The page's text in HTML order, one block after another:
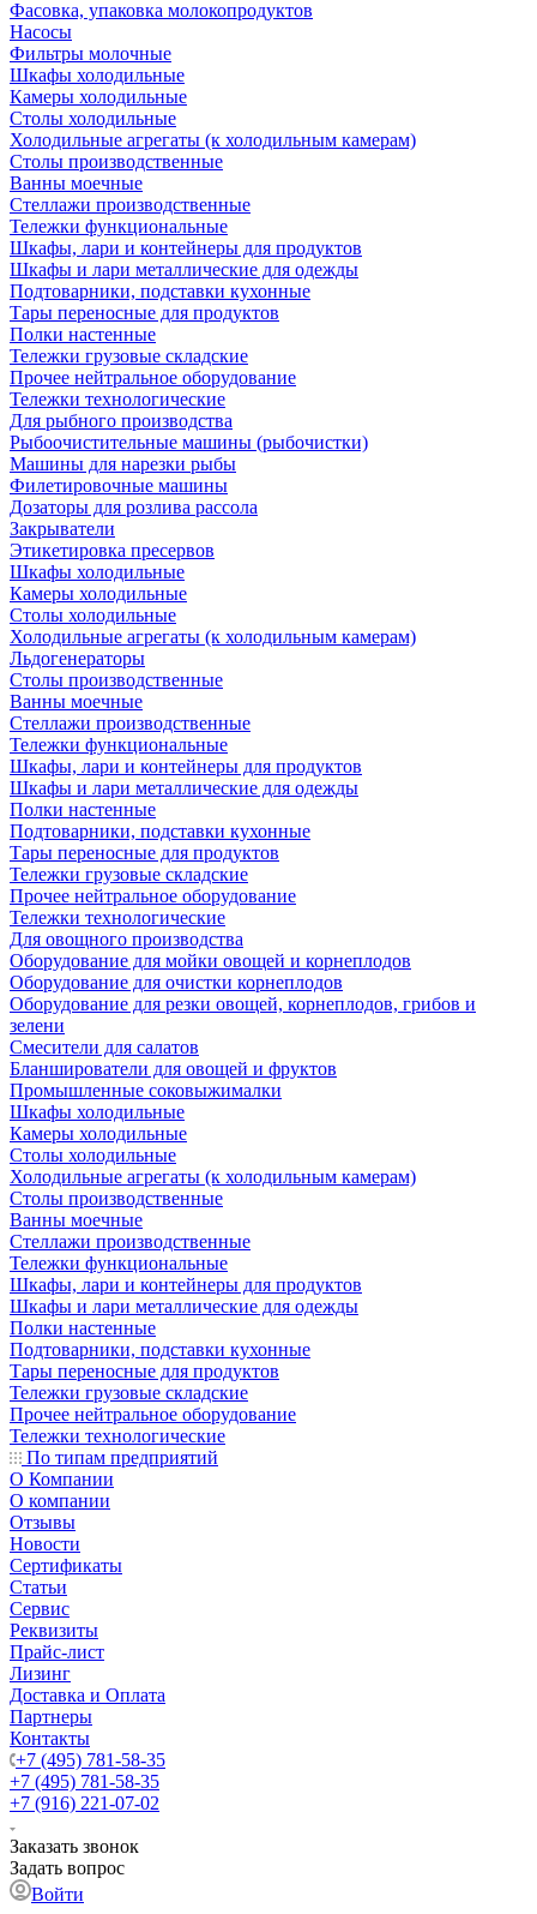
Фасовка, упаковка молокопродуктов
Насосы
Фильтры молочные
Шкафы холодильные
Камеры холодильные
Столы холодильные
Холодильные агрегаты (к холодильным камерам)
Столы производственные
Ванны моечные
Стеллажи производственные
Тележки функциональные
Шкафы, лари и контейнеры для продуктов
Шкафы и лари металлические для одежды
Подтоварники, подставки кухонные
Тары переносные для продуктов
Полки настенные
Тележки грузовые складские
Прочее нейтральное оборудование
Тележки технологические
Для рыбного производства
Рыбоочистительные машины (рыбочистки)
Машины для нарезки рыбы
Филетировочные машины
Дозаторы для розлива рассола
Закрыватели
Этикетировка пресервов
Шкафы холодильные
Камеры холодильные
Столы холодильные
Холодильные агрегаты (к холодильным камерам)
Льдогенераторы
Столы производственные
Ванны моечные
Стеллажи производственные
Тележки функциональные
Шкафы, лари и контейнеры для продуктов
Шкафы и лари металлические для одежды
Полки настенные
Подтоварники, подставки кухонные
Тары переносные для продуктов
Тележки грузовые складские
Прочее нейтральное оборудование
Тележки технологические
Для овощного производства
Оборудование для мойки овощей и корнеплодов
Оборудование для очистки корнеплодов
Оборудование для резки овощей, корнеплодов, грибов и
зелени
Смесители для салатов
Бланширователи для овощей и фруктов
Промышленные соковыжималки
Шкафы холодильные
Камеры холодильные
Столы холодильные
Холодильные агрегаты (к холодильным камерам)
Столы производственные
Ванны моечные
Стеллажи производственные
Тележки функциональные
Шкафы, лари и контейнеры для продуктов
Шкафы и лари металлические для одежды
Полки настенные
Подтоварники, подставки кухонные
Тары переносные для продуктов
Тележки грузовые складские
Прочее нейтральное оборудование
Тележки технологические
По типам предприятий
О Компании
О компании
Отзывы
Новости
Сертификаты
Статьи
Сервис
Реквизиты
Прайс-лист
Лизинг
Доставка и Оплата
Партнеры
Контакты
+7 (495) 781-58-35
+7 (495) 781-58-35
+7 (916) 221-07-02
Заказать звонок
Задать вопрос
Войти